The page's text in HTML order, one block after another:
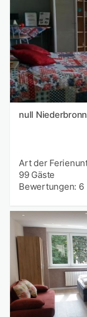
null
Art der
99 Gäste
Bewertungen: 6